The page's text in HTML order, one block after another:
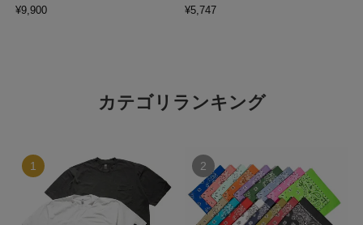
¥9,900
¥5,747
カテゴリランキング